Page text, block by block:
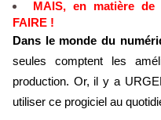
MAIS, en matière de
FAIRE !
Dans le monde du
seules comptent les
production. Or, il y a
utiliser ce progiciel au